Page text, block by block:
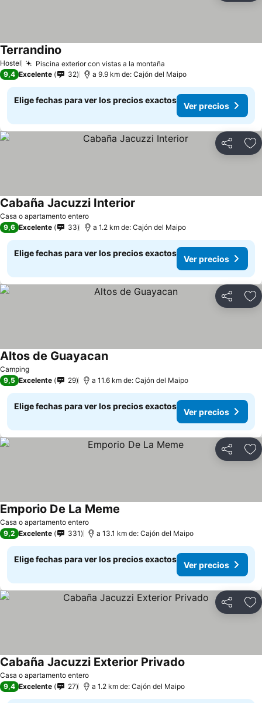
Hostel Piscina exterior con vistas a la montaña
Terrandino
9,4 Excelente 32 a 9.9 km de: Cajón del Maipo
Elige fechas para ver los precios exactos
Ver precios
Compartir
Casa o apartamento entero
Cabaña Jacuzzi Interior
9,6 Excelente 33 a 1.2 km de: Cajón del Maipo
Elige fechas para ver los precios exactos
Ver precios
Compartir
Camping
Altos de Guayacan
9,5 Excelente 29 a 11.6 km de: Cajón del Maipo
Elige fechas para ver los precios exactos
Ver precios
Compartir
Casa o apartamento entero
Emporio De La Meme
9,2 Excelente 331 a 13.1 km de: Cajón del Maipo
Elige fechas para ver los precios exactos
Ver precios
Compartir
Casa o apartamento entero
Cabaña Jacuzzi Exterior Privado
9,4 Excelente 27 a 1.2 km de: Cajón del Maipo